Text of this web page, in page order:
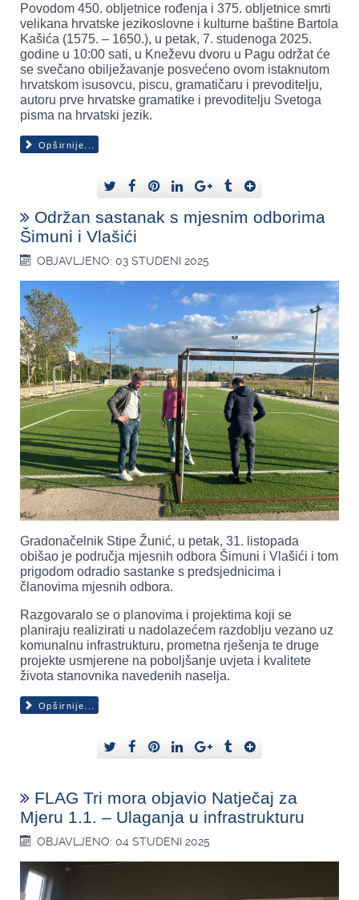
Povodom 450. obljetnice rođenja i 375. obljetnice smrti
velikana hrvatske jezikoslovne i kulturne baštine Bartola
Kašića (1575. – 1650.), u petak, 7. studenoga 2025.
godine u 10:00 sati, u Kneževu dvoru u Pagu održat će
se svečano obilježavanje posvećeno ovom istaknutom
hrvatskom isusovcu, piscu, gramatičaru i prevoditelju,
autoru prve hrvatske gramatike i prevoditelju Svetoga
pisma na hrvatski jezik.
Opširnije...
Održan sastanak s mjesnim odborima
Šimuni i Vlašići
OBJAVLJENO: 03 STUDENI 2025
Gradonačelnik Stipe Žunić, u petak, 31. listopada
obišao je područja mjesnih odbora Šimuni i Vlašići i tom
prigodom odradio sastanke s predsjednicima i
članovima mjesnih odbora.
Razgovaralo se o planovima i projektima koji se
planiraju realizirati u nadolazećem razdoblju vezano uz
komunalnu infrastrukturu, prometna rješenja te druge
projekte usmjerene na poboljšanje uvjeta i kvalitete
života stanovnika navedenih naselja.
Opširnije...
FLAG Tri mora objavio Natječaj za
Mjeru 1.1. – Ulaganja u infrastrukturu
OBJAVLJENO: 04 STUDENI 2025